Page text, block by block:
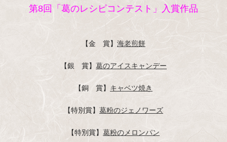
第8回「葛のレシピコンテスト」入賞作品
【金 賞】 海老煎餅
【銀 賞】 葛のアイスキャンデー
【銅 賞】 キャベツ焼き
【特別賞】 葛粉のジェノワーズ
【特別賞】 葛粉のメロンパン